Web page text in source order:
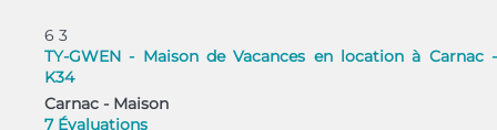
6 3
TY-GWEN - Maison de Vacances en location à Carnac -
K34
Carnac - Maison
7 Évaluations